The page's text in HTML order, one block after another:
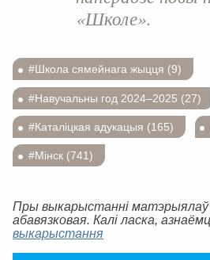
«Школе».
#Школа сямейнага жыцця (9)
#Навучальны год 2024–2025 (27)
#Каталіцкая адукацыя (165)
#Мінск (741)
Пры выкарыстанні матэрыялаў
абавязковая. Калі ласка,
выкарыстання